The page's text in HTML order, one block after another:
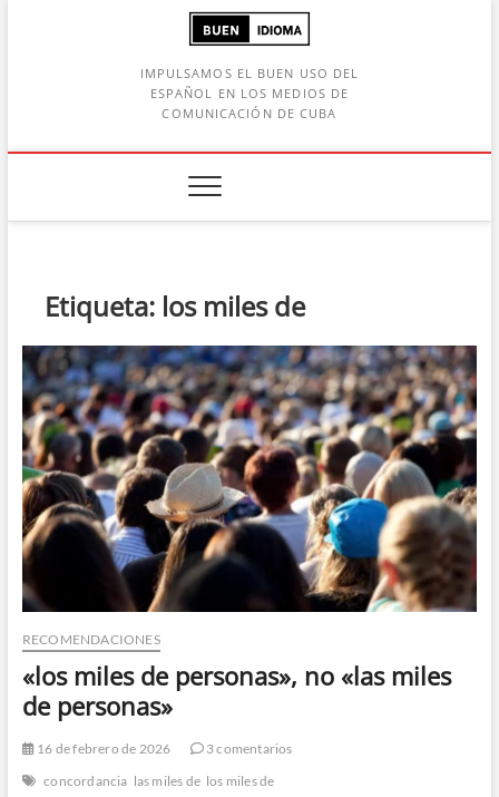
IMPULSAMOS EL BUEN USO DEL
ESPAÑOL EN LOS MEDIOS DE
COMUNICACIÓN DE CUBA
Etiqueta: los miles de
RECOMENDACIONES
«los miles de personas», no «las miles
de personas»
16 de febrero de 2026
3 comentarios
concordancia las miles de los miles de